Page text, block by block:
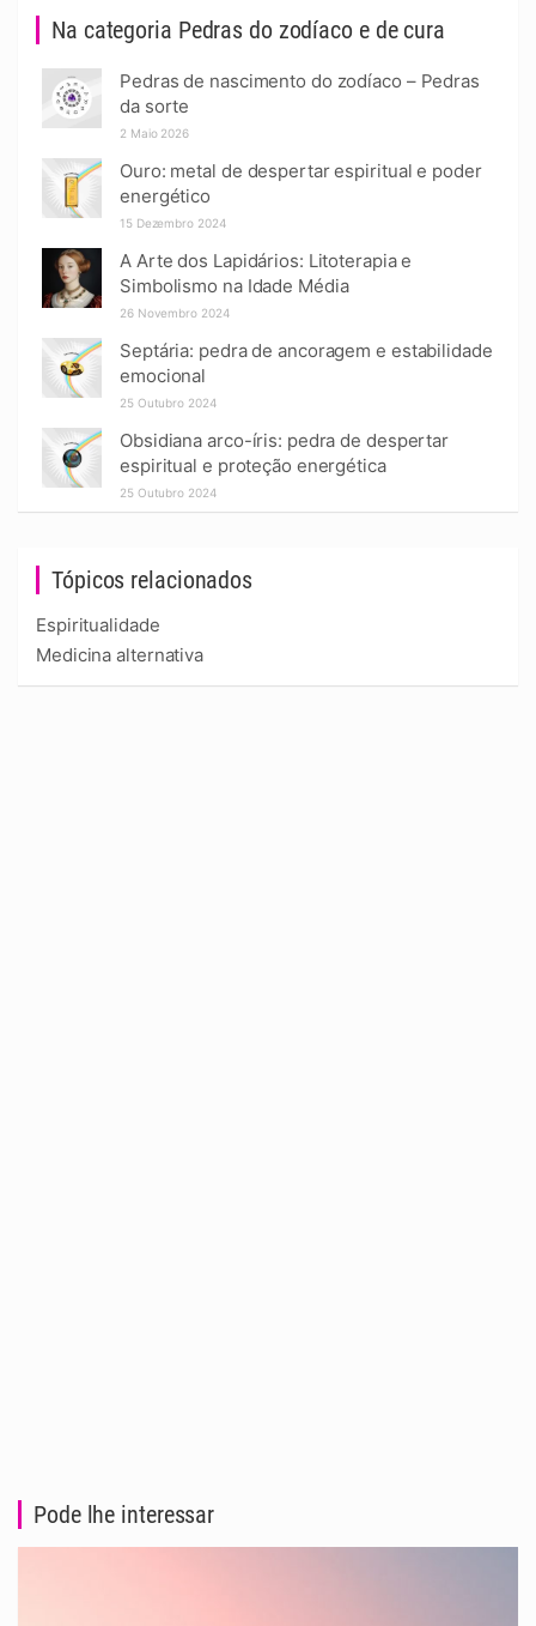
Tópicos relacionados
Espiritualidade
Medicina alternativa
Na categoria Pedras do zodíaco e de cura
Pedras de nascimento do zodíaco – Pedras
da sorte
2 Maio 2026
Ouro: metal de despertar espiritual e poder
energético
15 Dezembro 2024
A Arte dos Lapidários: Litoterapia e
Simbolismo na Idade Média
26 Novembro 2024
Septária: pedra de ancoragem e estabilidade
emocional
25 Outubro 2024
Obsidiana arco-íris: pedra de despertar
espiritual e proteção energética
25 Outubro 2024
Pode lhe interessar